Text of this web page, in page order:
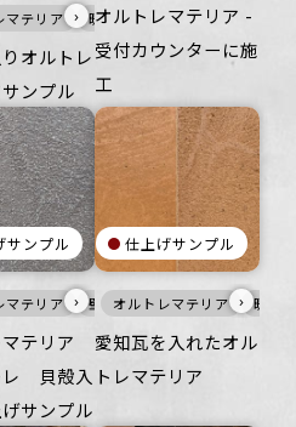
具・什器
マテリア 暖色 壁 床 家具・什器
›
オルトレ
ンプル
オルトレマテリア -
受付カウンターに施
工
什器
サンプル
マテリア 壁
›
マテリア
レ 貝殻入
サンプル
仕上げサンプル
オルトレマテリア 暖色
›
愛知瓦を入れたオル
トレマテリア